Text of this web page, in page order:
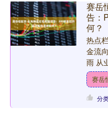
赛岳
告：
何？
热点
金流
雨 从
询证
赛岳
分